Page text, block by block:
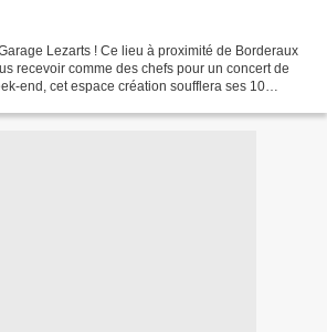
Lezarts ! Ce lieu à proximité de Borderaux
recevoir comme des chefs pour un concert de
end, cet espace création soufflera ses 10